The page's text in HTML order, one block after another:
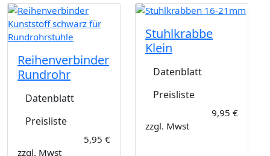
Reihenverbinder
Rundrohr
Datenblatt
Preisliste
5,95 €
zzgl. Mwst
Stuhlkrabbe
Klein
Datenblatt
Preisliste
9,95 €
zzgl. Mwst